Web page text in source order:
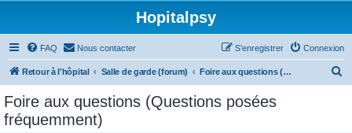
Hopitalpsy
FAQ Nous contacter Connexion
S’enregistrer
Retour à l'hôpital Salle de garde (forum) Foire aux questions (Questions posées fréquemment)
Foire aux questions (Questions posées
fréquemment)